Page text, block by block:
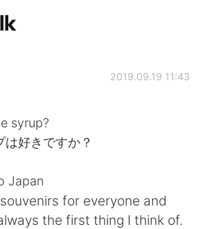
de idioma
简体中文
2019.09.19 11:43
syrup?
は好きですか？
Japan
for everyone and
the first thing I think of.